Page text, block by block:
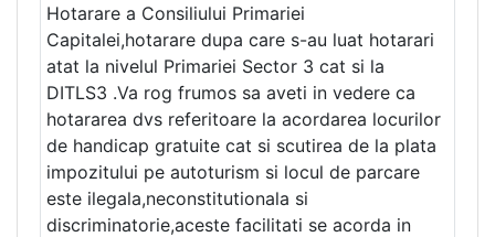
Hotarare a Consiliului Primariei
Capitalei,hotarare dupa care s-au luat hotarari
atat la nivelul Primariei Sector 3 cat si la
DITLS3 .Va rog frumos sa aveti in vedere ca
hotararea dvs referitoare la acordarea locurilor
de handicap gratuite cat si scutirea de la plata
impozitului pe autoturism si locul de parcare
este ilegala,neconstitutionala si
discriminatorie,aceste facilitati se acorda in